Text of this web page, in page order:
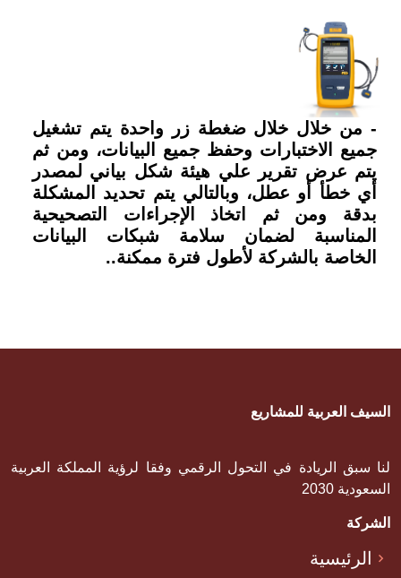
- من خلال خلال ضغطة زر واحدة يتم تشغيل
جميع الاختبارات وحفظ جميع البيانات، ومن ثم
يتم عرض تقرير علي هيئة شكل بياني لمصدر
أي خطأ أو عطل، وبالتالي يتم تحديد المشكلة
بدقة ومن ثم اتخاذ الإجراءات التصحيحية
المناسبة لضمان سلامة شبكات البيانات
الخاصة بالشركة لأطول فترة ممكنة..
السيف العربية للمشاريع
لنا سبق الريادة في التحول الرقمي وفقا لرؤية المملكة العربية
السعودية 2030
الشركة
الرئيسية